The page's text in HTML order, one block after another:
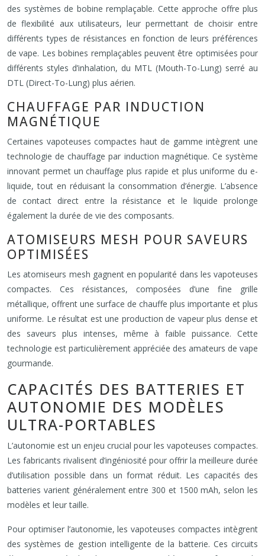
des systèmes de bobine remplaçable. Cette approche offre plus
de flexibilité aux utilisateurs, leur permettant de choisir entre
différents types de résistances en fonction de leurs préférences
de vape. Les bobines remplaçables peuvent être optimisées pour
différents styles d’inhalation, du MTL (Mouth-To-Lung) serré au
DTL (Direct-To-Lung) plus aérien.
CHAUFFAGE PAR INDUCTION
MAGNÉTIQUE
Certaines vapoteuses compactes haut de gamme intègrent une
technologie de chauffage par induction magnétique. Ce système
innovant permet un chauffage plus rapide et plus uniforme du e-
liquide, tout en réduisant la consommation d’énergie. L’absence
de contact direct entre la résistance et le liquide prolonge
également la durée de vie des composants.
ATOMISEURS MESH POUR SAVEURS
OPTIMISÉES
Les atomiseurs mesh gagnent en popularité dans les vapoteuses
compactes. Ces résistances, composées d’une fine grille
métallique, offrent une surface de chauffe plus importante et plus
uniforme. Le résultat est une production de vapeur plus dense et
des saveurs plus intenses, même à faible puissance. Cette
technologie est particulièrement appréciée des amateurs de vape
gourmande.
CAPACITÉS DES BATTERIES ET
AUTONOMIE DES MODÈLES
ULTRA-PORTABLES
L’autonomie est un enjeu crucial pour les vapoteuses compactes.
Les fabricants rivalisent d’ingéniosité pour offrir la meilleure durée
d’utilisation possible dans un format réduit. Les capacités des
batteries varient généralement entre 300 et 1500 mAh, selon les
modèles et leur taille.
Pour optimiser l’autonomie, les vapoteuses compactes intègrent
des systèmes de gestion intelligente de la batterie. Ces circuits